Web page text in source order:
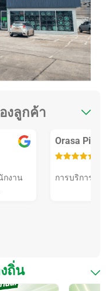
งลูกค้า
กงาน
Orasa
การบริการดี
ถิ่น